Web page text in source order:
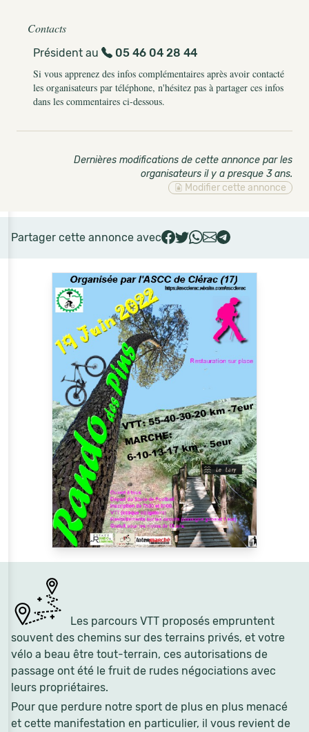
Les parcours VTT proposés empruntent
souvent des chemins sur des terrains privés, et votre
vélo a beau être tout-terrain, ces autorisations de
passage ont été le fruit de rudes négociations avec
leurs propriétaires.
Pour que perdure notre sport de plus en plus menacé
et cette manifestation en particulier, il vous revient de
Contacts
Président au
05 46 04 28 44
Si vous apprenez des infos complémentaires après avoir contacté
les organisateurs par téléphone, n'hésitez pas à partager ces infos
dans les commentaires ci-dessous.
Dernières modifications de cette annonce par les
organisateurs il y a presque 3 ans.
Modifier cette annonce
Partager cette annonce avec